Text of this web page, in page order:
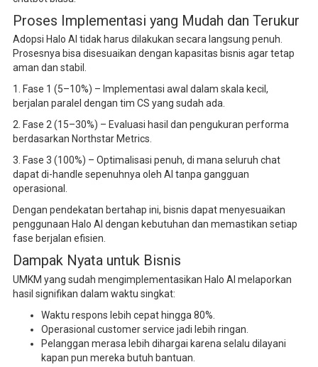
Proses Implementasi yang Mudah dan Terukur
Adopsi Halo AI tidak harus dilakukan secara langsung penuh.
Prosesnya bisa disesuaikan dengan kapasitas bisnis agar tetap
aman dan stabil.
1. Fase 1 (5–10%) – Implementasi awal dalam skala kecil,
berjalan paralel dengan tim CS yang sudah ada.
2. Fase 2 (15–30%) – Evaluasi hasil dan pengukuran performa
berdasarkan Northstar Metrics.
3. Fase 3 (100%) – Optimalisasi penuh, di mana seluruh chat
dapat di-handle sepenuhnya oleh AI tanpa gangguan
operasional.
Dengan pendekatan bertahap ini, bisnis dapat menyesuaikan
penggunaan Halo AI dengan kebutuhan dan memastikan setiap
fase berjalan efisien.
Dampak Nyata untuk Bisnis
UMKM yang sudah mengimplementasikan Halo AI melaporkan
hasil signifikan dalam waktu singkat:
Waktu respons lebih cepat hingga 80%.
Operasional customer service jadi lebih ringan.
Pelanggan merasa lebih dihargai karena selalu dilayani
kapan pun mereka butuh bantuan.